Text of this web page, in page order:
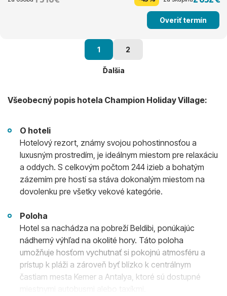
Overiť termín
1 2
Ďalšia
Všeobecný popis hotela Champion Holiday Village:
O hoteli
Hotelový rezort, známy svojou pohostinnosťou a
luxusným prostredím, je ideálnym miestom pre relaxáciu
a oddych. S celkovým počtom 244 izieb a bohatým
zázemím pre hostí sa stáva dokonalým miestom na
dovolenku pre všetky vekové kategórie.
Poloha
Hotel sa nachádza na pobreží Beldibi, ponúkajúc
nádherný výhľad na okolité hory. Táto poloha
umožňuje hosťom vychutnať si pokojnú atmosféru a
prístup k pláži a zároveň byť blízko k centrálnym
častiam mesta Kemer a Antalya, ktoré sú dostupné